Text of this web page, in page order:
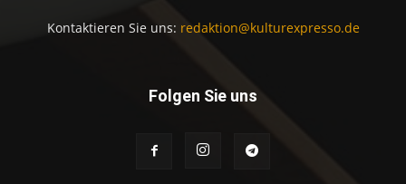
Kontaktieren Sie uns: redaktion@kulturexpresso.de
Folgen Sie uns